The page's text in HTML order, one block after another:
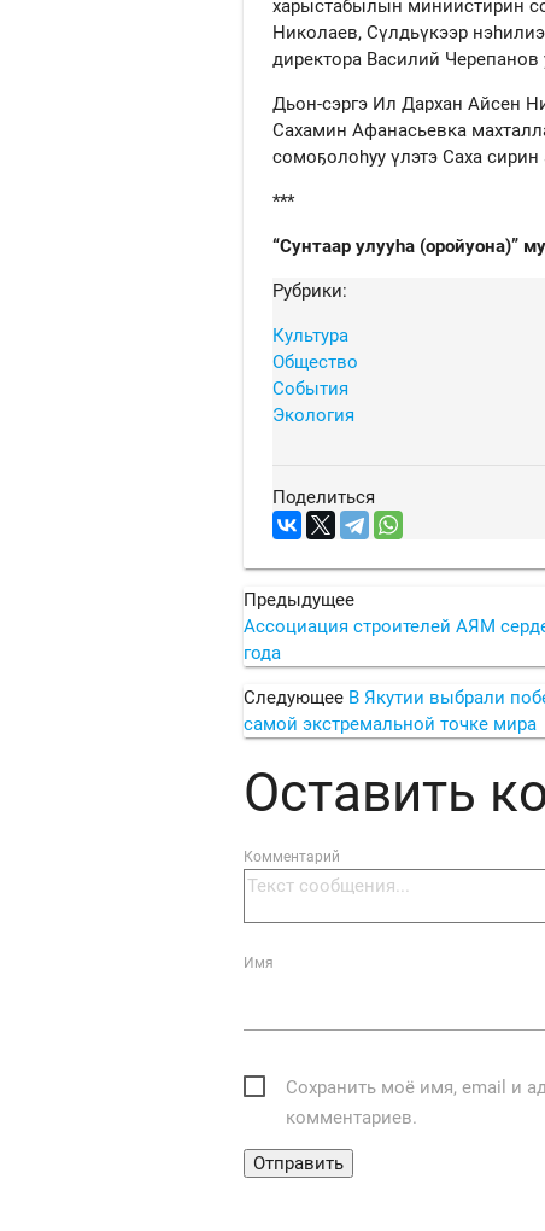
харыстабылын миниистирин
Николаев, Сүлдьүкээр
директора Василий
Дьон-сэргэ Ил Дархан Айсен
Сахамин Афанасьевка
сомоҕолоһуу үлэтэ Саха
***
“Сунтаар улууhа (оройуона)”
Рубрики:
Культура
Общество
События
Экология
Поделиться
Предыдущее
Ассоциация строителей АЯМ
года
Следующее В Якутии выбрали
самой экстремальной точке мира
Оставить
Комментарий
Имя
Сохранить моё имя, email и
комментариев.